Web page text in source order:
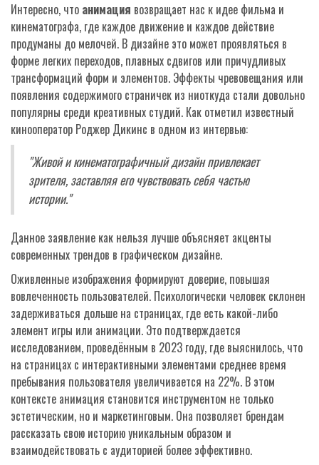
Интересно, что анимация возвращает нас к идее фильма и
кинематографа, где каждое движение и каждое действие
продуманы до мелочей. В дизайне это может проявляться в
форме легких переходов, плавных сдвигов или причудливых
трансформаций форм и элементов. Эффекты чревовещания или
появления содержимого страничек из ниоткуда стали довольно
популярны среди креативных студий. Как отметил известный
кинооператор Роджер Дикинс в одном из интервью:
"Живой и кинематографичный дизайн привлекает
зрителя, заставляя его чувствовать себя частью
истории."
Данное заявление как нельзя лучше объясняет акценты
современных трендов в графическом дизайне.
Оживленные изображения формируют доверие, повышая
вовлеченность пользователей. Психологически человек склонен
задерживаться дольше на страницах, где есть какой-либо
элемент игры или анимации. Это подтверждается
исследованием, проведённым в 2023 году, где выяснилось, что
на страницах с интерактивными элементами среднее время
пребывания пользователя увеличивается на 22%. В этом
контексте анимация становится инструментом не только
эстетическим, но и маркетинговым. Она позволяет брендам
рассказать свою историю уникальным образом и
взаимодействовать с аудиторией более эффективно.